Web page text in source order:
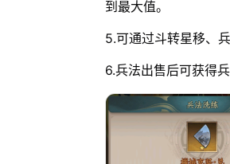
到最大值。
5.可通过斗转星移、
6.兵法出售后可获得